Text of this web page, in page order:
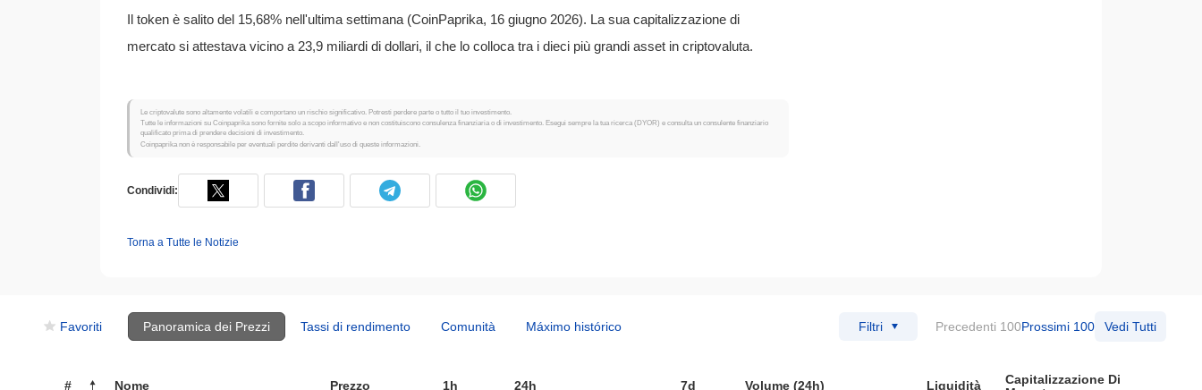
Il token è salito del 15,68% nell'ultima settimana (CoinPaprika, 16 giugno 2026). La sua capitalizzazione di
mercato si attestava vicino a 23,9 miliardi di dollari, il che lo colloca tra i dieci più grandi asset in criptovaluta.
Le criptovalute sono altamente volatili e comportano un rischio significativo. Potresti perdere parte o tutto il tuo investimento.
Tutte le informazioni su Coinpaprika sono fornite solo a scopo informativo e non costituiscono consulenza finanziaria o di investimento. Esegui sempre la tua ricerca (DYOR) e consulta un consulente finanziario
qualificato prima di prendere decisioni di investimento.
Coinpaprika non è responsabile per eventuali perdite derivanti dall'uso di queste informazioni.
Condividi:
Torna a Tutte le Notizie
Favoriti Panoramica dei Prezzi Tassi di rendimento Comunità Máximo histórico Filtri Precedenti 100Prossimi 100 Vedi Tutti
# Nome Prezzo 1h 24h 7d Volume (24h) Liquidità
Capitalizzazione Di